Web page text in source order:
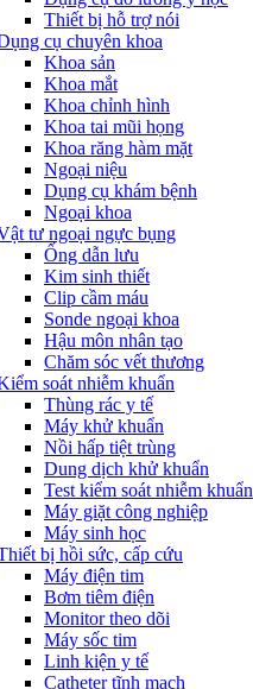
Thiết bị hỗ trợ nói
cụ chuyên khoa
Khoa sản
Khoa mắt
Khoa chỉnh hình
Khoa tai mũi họng
Khoa răng hàm mặt
Ngoại niệu
Dụng cụ khám bệnh
Ngoại khoa
tư ngoại ngực bụng
Ống dẫn lưu
Kim sinh thiết
Clip cầm máu
Sonde ngoại khoa
Hậu môn nhân tạo
Chăm sóc vết thương
soát nhiễm khuẩn
Thùng rác y tế
Máy khử khuẩn
Nồi hấp tiệt trùng
Dung dịch khử khuẩn
Test kiểm soát nhiễm khuẩn
Máy giặt công nghiệp
Máy sinh học
bị hồi sức, cấp cứu
Máy điện tim
Bơm tiêm điện
Monitor theo dõi
Máy sốc tim
Linh kiện y tế
Catheter tĩnh mạch